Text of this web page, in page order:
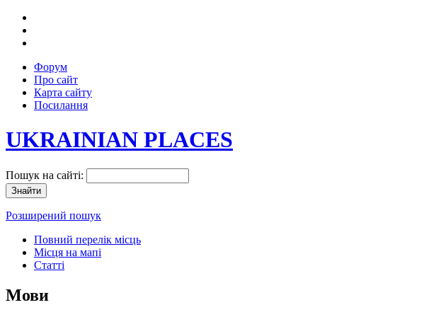
Форум
Про сайт
Карта сайту
Посилання
UKRAINIAN PLACES
Пошук на сайті:
Розширений пошук
Повний перелік місць
Місця на мапі
Статті
Мови